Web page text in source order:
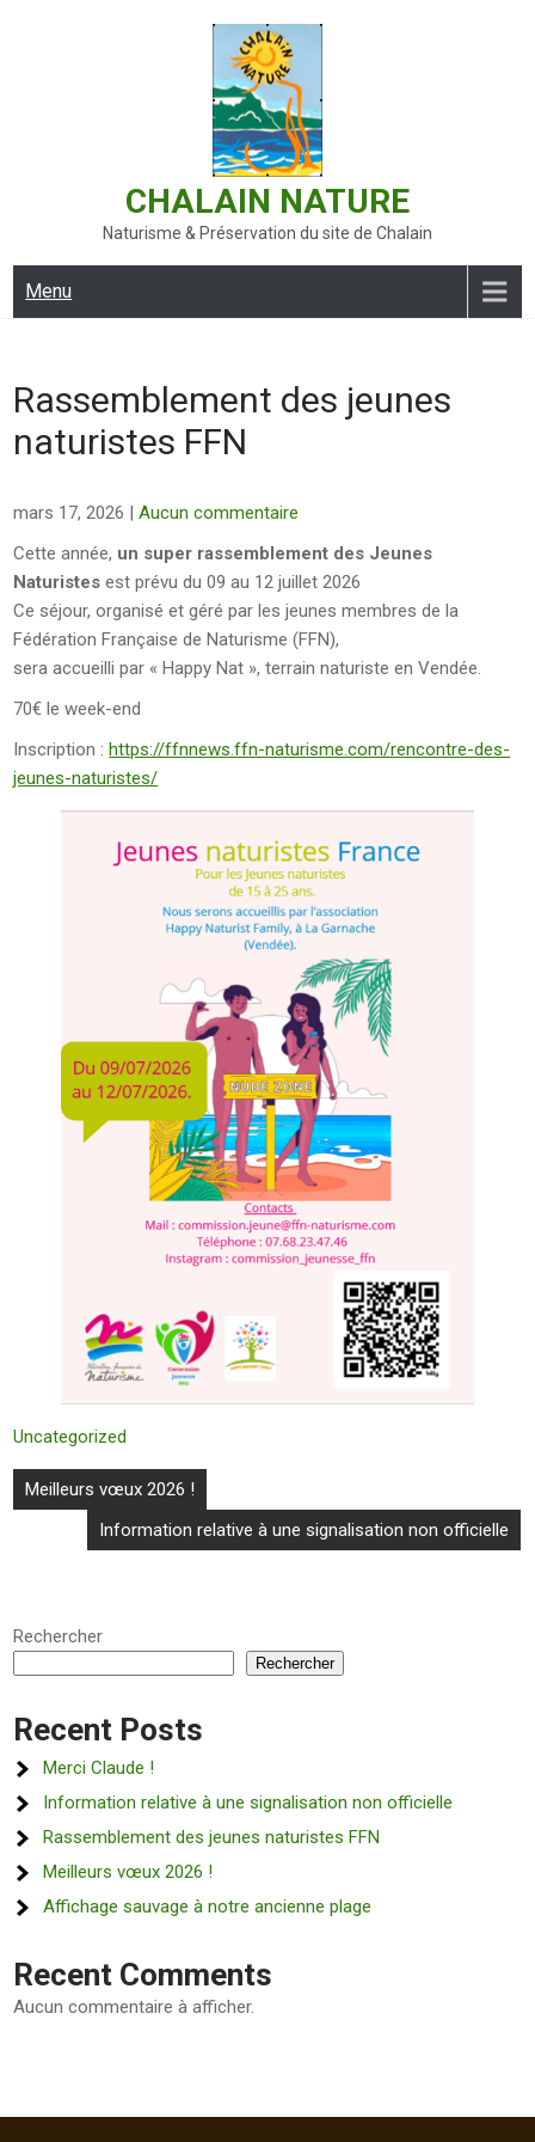
CHALAIN NATURE
Naturisme & Préservation du site de Chalain
Menu
Rassemblement des jeunes
naturistes FFN
mars 17, 2026 |Aucun commentaire
Cette année, un super rassemblement des Jeunes
Naturistes est prévu du 09 au 12 juillet 2026
Ce séjour, organisé et géré par les jeunes membres de la
Fédération Française de Naturisme (FFN),
sera accueilli par « Happy Nat », terrain naturiste en Vendée.
70€ le week-end
Inscription :https://ffnnews.ffn-naturisme.com/rencontre-des-
jeunes-naturistes/
Uncategorized
Navigation
de
l’article
Meilleurs vœux 2026 !
Information relative à une signalisation non officielle
Rechercher
Rechercher
Recent Posts
Merci Claude !
Information relative à une signalisation non officielle
Rassemblement des jeunes naturistes FFN
Meilleurs vœux 2026 !
Affichage sauvage à notre ancienne plage
Recent Comments
Aucun commentaire à afficher.